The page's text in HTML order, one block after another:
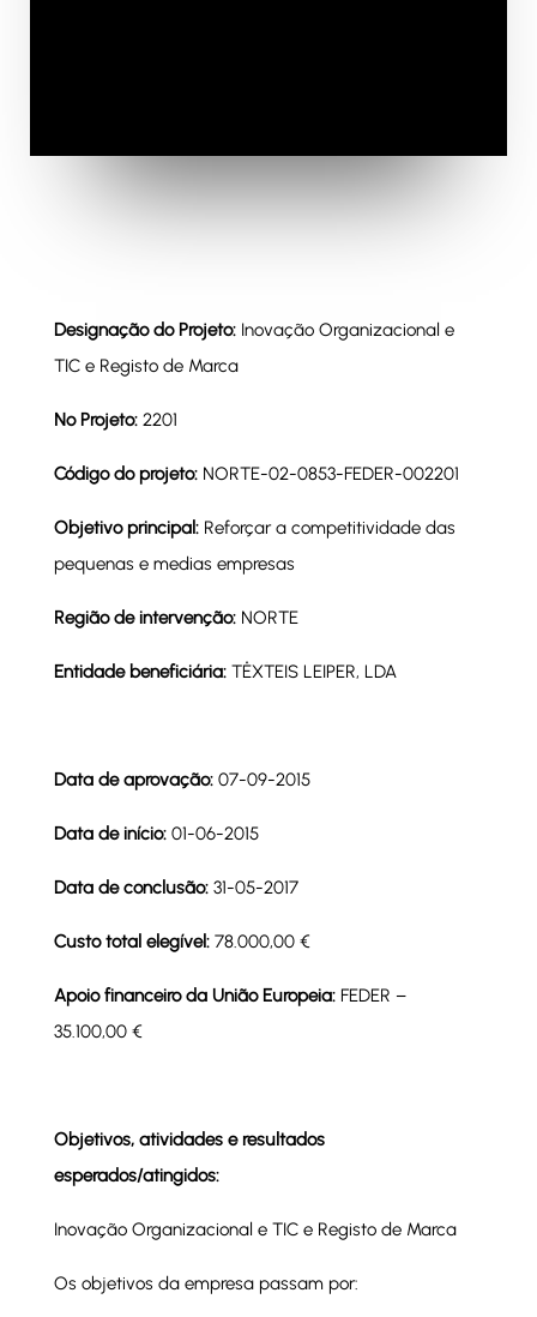
Designação do Projeto: Inovação Organizacional e
TIC e Registo de Marca
Nº Projeto:2201
Código do projeto: NORTE-02-0853-FEDER-002201
Objetivo principal:Reforçar a competitividade das
pequenas e medias empresas
Região de intervenção: NORTE
Entidade beneficiária: TÊXTEIS LEIPER, LDA
Data de aprovação: 07-09-2015
Data de início: 01-06-2015
Data de conclusão: 31-05-2017
Custo total elegível: 78.000,00 €
Apoio financeiro da União Europeia: FEDER –
35.100,00 €
Objetivos, atividades e resultados
esperados/atingidos:
Inovação Organizacional e TIC e Registo de Marca
Os objetivos da empresa passam por: